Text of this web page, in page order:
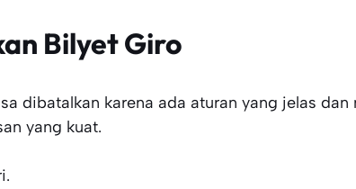
Bilyet Giro
dibatalkan karena ada aturan yang jelas dan
yang kuat.